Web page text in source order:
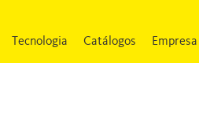
Tecnologia Catálogos Empresa